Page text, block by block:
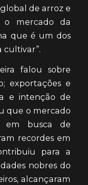
de arroz e
o mercado da
que é um dos
cultivar”.
falou sobre
exportações e
e intenção de
que o mercado
em busca de
recordes em
para a
nobres do
alcançaram